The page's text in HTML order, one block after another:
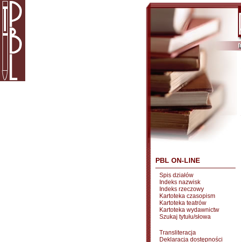
PBL ON-LINE
Spis działów
Indeks nazwisk
Indeks rzeczowy
Kartoteka czasopism
Kartoteka teatrów
Kartoteka wydawnictw
Szukaj tytułu/słowa
Transliteracja
Deklaracja dostępności